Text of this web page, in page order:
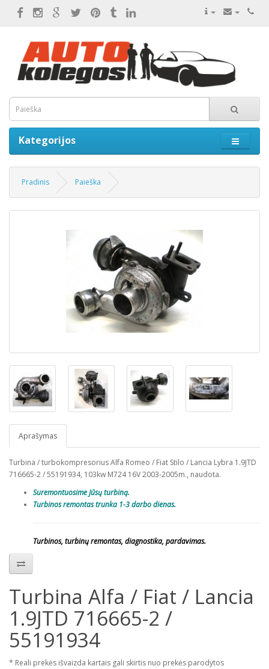
Kategorijos
Pradinis Paieška
Aprašymas
Turbina / turbokompresorius Alfa Romeo / Fiat Stilo / Lancia Lybra 1.9JTD
716665-2 / 55191934, 103kw M724 16V 2003-2005m., naudota.
Suremontuosime Jūsų turbiną.
Turbinos remontas trunka 1-3 darbo dienas.
Turbinos, turbinų remontas, diagnostika, pardavimas.
Turbina Alfa / Fiat / Lancia
1.9JTD 716665-2 /
55191934
* Reali prekės išvaizda kartais gali skirtis nuo prekės parodytos